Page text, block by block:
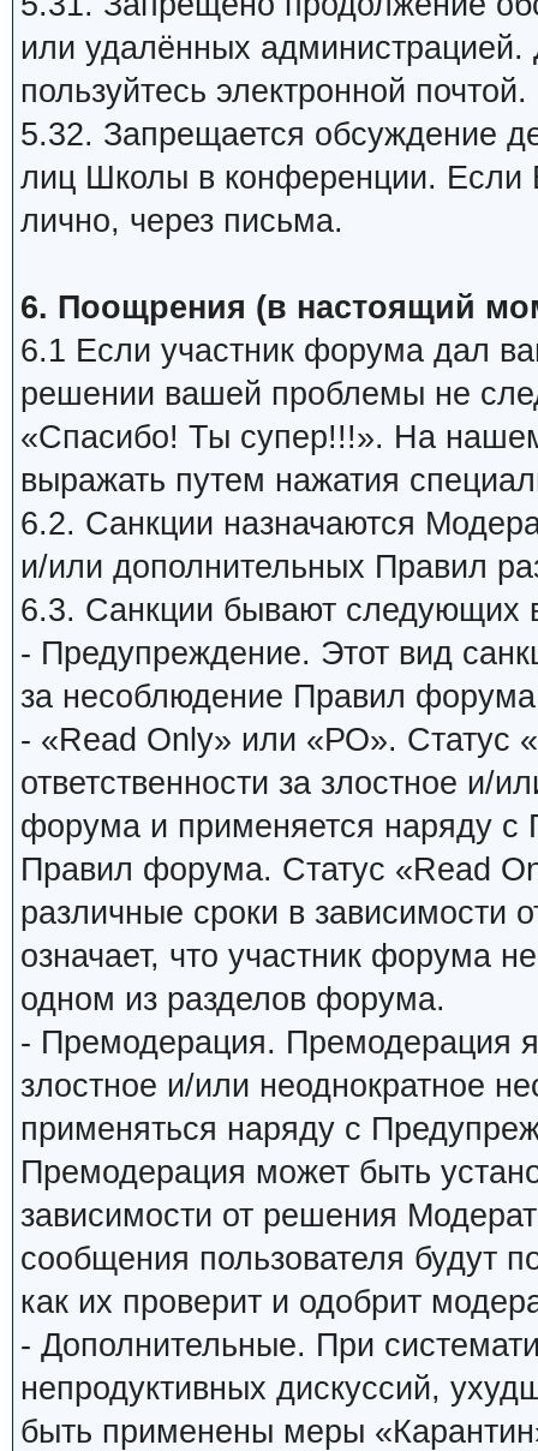
или удалённых
пользуйтесь электронной почтой.
5.32. Запрещается обсуждение
лиц Школы в конференции. Если
лично, через письма.
6. Поощрения (в настоящий
6.1 Если участник форума дал
решении вашей проблемы не
«Спасибо! Ты супер!!!». На
выражать путем нажатия
6.2. Санкции назначаются
и/или дополнительных Правил
6.3. Санкции бывают следующих
- Предупреждение. Этот вид
за несоблюдение Правил
- «Read Only» или «РО». Статус
ответственности за злостное и/
форума и применяется наряду
Правил форума. Статус «Read
различные сроки в зависимости
означает, что участник форума
одном из разделов форума.
- Премодерация. Премодерация
злостное и/или неоднократное
применяться наряду с
Премодерация может быть
зависимости от решения
сообщения пользователя будут
как их проверит и одобрит
- Дополнительные. При
непродуктивных дискуссий,
быть применены меры